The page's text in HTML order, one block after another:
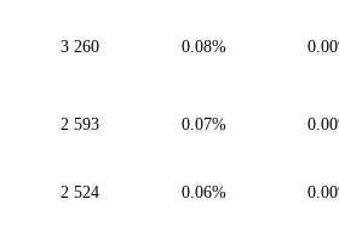
3 260 0.08%
2 593 0.07%
2 524 0.06%